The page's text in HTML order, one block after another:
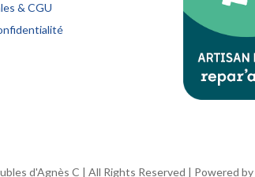
& CGU
d'Agnès C | All Rights Reserved | Powered by